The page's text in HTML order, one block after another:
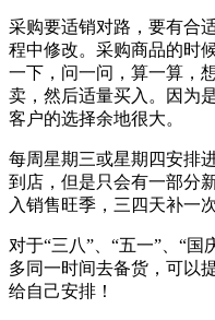
采购要适销对路，要有合
程中修改。采购商品的时
一下，问一问，算一算，
卖，然后适量买入。因为
客户的选择余地很大。
每周星期三或星期四安排
到店，但是只会有一部分
入销售旺季，三四天补一
对于“三八”、“五一”、“
多同一时间去备货，可以
给自己安排！